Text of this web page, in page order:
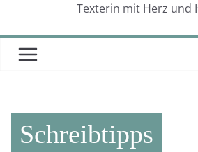
Texterin mit Herz und
Schreibtipps